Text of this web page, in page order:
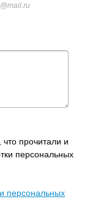
прочитали и
персональных
персональных